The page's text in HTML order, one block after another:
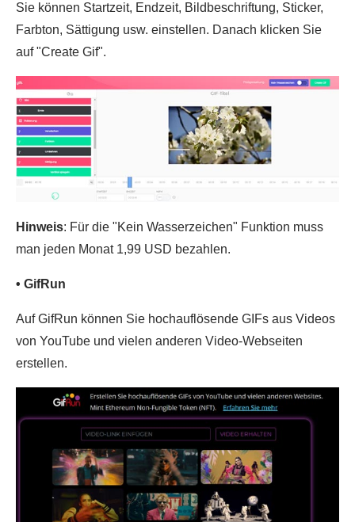
Sie können Startzeit, Endzeit, Bildbeschriftung, Sticker,
Farbton, Sättigung usw. einstellen. Danach klicken Sie
auf "Create Gif".
Hinweis: Für die "Kein Wasserzeichen" Funktion muss
man jeden Monat 1,99 USD bezahlen.
• GifRun
Auf GifRun können Sie hochauflösende GIFs aus Videos
von YouTube und vielen anderen Video-Webseiten
erstellen.